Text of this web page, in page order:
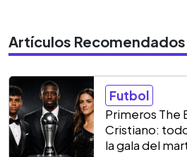
Artículos Recomendados
Futbol
Primeros The
Cristiano:
la gala del